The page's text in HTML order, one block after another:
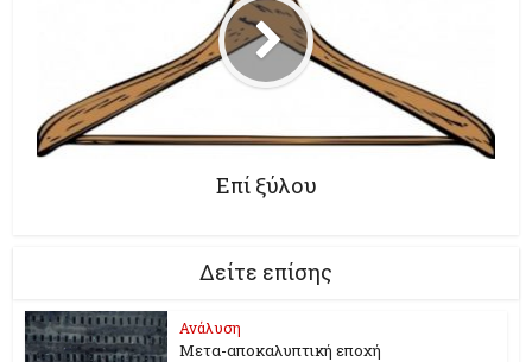
Επί ξύλου
Δείτε επίσης
Ανάλυση
Μετα-αποκαλυπτική εποχή